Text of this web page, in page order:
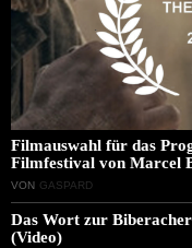
Filmauswahl für das
Filmfestival von Marcel
VON GASPARD
Das Wort zur
(Video)